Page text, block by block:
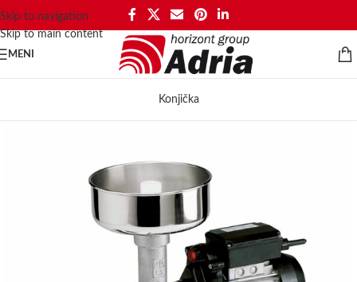
Skip to navigation
Skip to main content
MENI
Konjička